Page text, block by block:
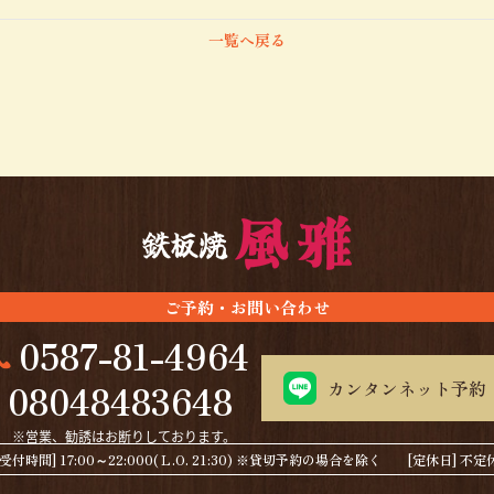
一覧へ戻る
ご予約・お問い合わせ
0587-81-4964
08048483648
カンタンネット予約
付時間] 17:00～22:000(Ｌ.O. 21:30) ※貸切予約の場合を除く [定休日] 不定